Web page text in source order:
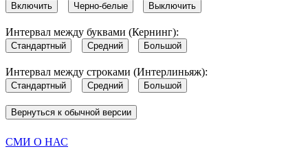
Включить Черно-белые Выключить
Интервал между буквами (Кернинг):
Стандартный Средний Большой
Интервал между строками (Интерлиньяж):
Стандартный Средний Большой
Вернуться к обычной версии
СМИ О НАС